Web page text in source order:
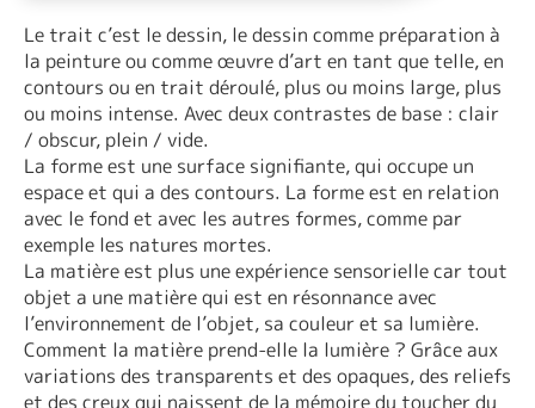
Le trait c’est le dessin, le dessin comme préparation à
la peinture ou comme œuvre d’art en tant que telle, en
contours ou en trait déroulé, plus ou moins large, plus
ou moins intense. Avec deux contrastes de base : clair
/ obscur, plein / vide.
La forme est une surface signifiante, qui occupe un
espace et qui a des contours. La forme est en relation
avec le fond et avec les autres formes, comme par
exemple les natures mortes.
La matière est plus une expérience sensorielle car tout
objet a une matière qui est en résonnance avec
l’environnement de l’objet, sa couleur et sa lumière.
Comment la matière prend-elle la lumière ? Grâce aux
variations des transparents et des opaques, des reliefs
et des creux qui naissent de la mémoire du toucher du